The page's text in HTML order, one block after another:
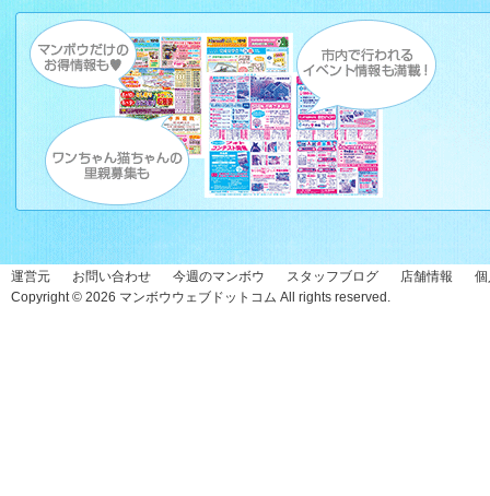
運営元 お問い合わせ 今週のマンボウ スタッフブログ 店舗情報
Copyright © 2026 マンボウウェブドットコム All rights reserved.